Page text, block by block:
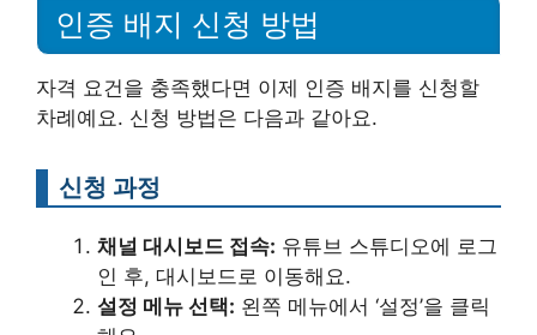
인증 배지 신청 방법
자격 요건을 충족했다면 이제 인증 배지를 신청할
차례예요. 신청 방법은 다음과 같아요.
신청 과정
채널 대시보드 접속: 유튜브 스튜디오에 로그
인 후, 대시보드로 이동해요.
설정 메뉴 선택: 왼쪽 메뉴에서 ‘설정’을 클릭